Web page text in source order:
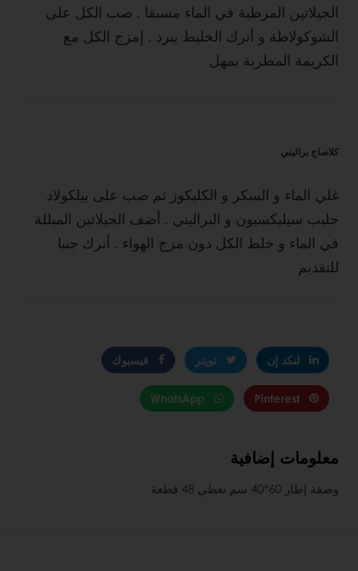
الجيلاتين المرطبة في الماء مسبقا . صب الكل على
الشوكولاطة و أترك الخليط يبرد . إمزج الكل مع
الكريمة المطربة بمهل
كلاصاج براليني
غلي الماء و السكر و الكليكوز ثم صب على بيلكولاد
حليب سيليكسيون و البراليني . أضف الجيلاتين المبللة
في الماء و خلط الكل دون مزج الهواء . أترك جنبا
للتقديم
لنكد إن تويتر فيسبوك
Pinterest
WhatsApp
معلومات إضافية
وصفة إطار 60*40 سم تعطي 48 قطعة